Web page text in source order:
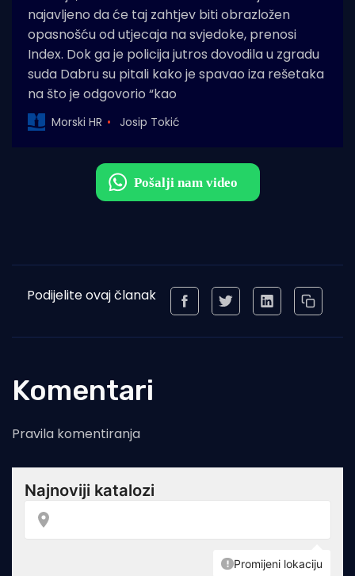
najavljeno da će taj zahtjev biti obrazložen
opasnošću od utjecaja na svjedoke, prenosi
Index. Dok ga je policija jutros dovodila u zgradu
suda Dabru su pitali kako je spavao iza rešetaka
na što je odgovorio “kao
Morski HR Josip Tokić
Podijelite ovaj članak
Komentari
Pravila komentiranja